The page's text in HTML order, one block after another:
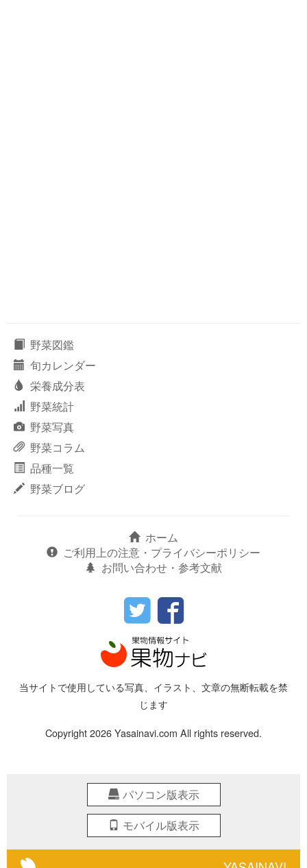
野菜図鑑
旬カレンダー
栄養成分表
野菜統計
野菜写真
野菜コラム
品種一覧
野菜ブログ
ホーム
ご利用上の注意・プライバシーポリシー
お問い合わせ・参考文献
当サイトで使用している写真、イラスト、文章の無断転載を禁
じます
Copyright 2026 Yasainavi.com All rights reserved.
パソコン版表示
モバイル版表示